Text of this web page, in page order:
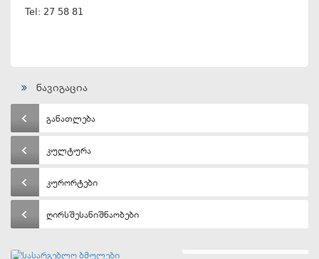
Tel: 27 58 81
ნავიგაცია
განათლება
კულტურა
კურორტები
ღირსშესანიშნაობები